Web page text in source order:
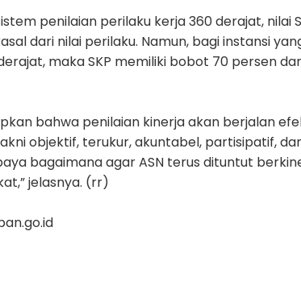
penilaian perilaku kerja 360 derajat, nilai
dari nilai perilaku. Namun, bagi instansi
maka SKP memiliki bobot 70 persen
bahwa penilaian kinerja akan berjalan
objektif, terukur, akuntabel, partisipatif,
bagaimana agar ASN terus dituntut
jelasnya. (rr)